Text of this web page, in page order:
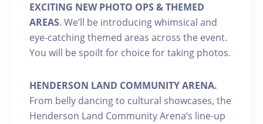
EXCITING NEW PHOTO OPS & THEMED
AREAS. We’ll be introducing whimsical and
eye-catching themed areas across the event.
You will be spoilt for choice for taking photos.
HENDERSON LAND COMMUNITY ARENA.
From belly dancing to cultural showcases, the
Henderson Land Community Arena’s line-up